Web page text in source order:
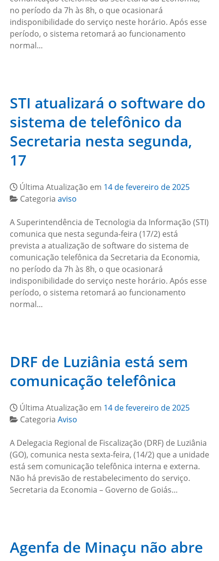
no período da 7h às 8h, o que ocasionará
indisponibilidade do serviço neste horário. Após esse
período, o sistema retomará ao funcionamento
normal…
STI atualizará o software do
sistema de telefônico da
Secretaria nesta segunda,
17
Última Atualização em 14 de fevereiro de 2025
Categoria aviso
A Superintendência de Tecnologia da Informação (STI)
comunica que nesta segunda-feira (17/2) está
prevista a atualização de software do sistema de
comunicação telefônica da Secretaria da Economia,
no período da 7h às 8h, o que ocasionará
indisponibilidade do serviço neste horário. Após esse
período, o sistema retomará ao funcionamento
normal…
DRF de Luziânia está sem
comunicação telefônica
Última Atualização em 14 de fevereiro de 2025
Categoria Aviso
A Delegacia Regional de Fiscalização (DRF) de Luziânia
(GO), comunica nesta sexta-feira, (14/2) que a unidade
está sem comunicação telefônica interna e externa.
Não há previsão de restabelecimento do serviço.
Secretaria da Economia – Governo de Goiás…
Agenfa de Minaçu não abre